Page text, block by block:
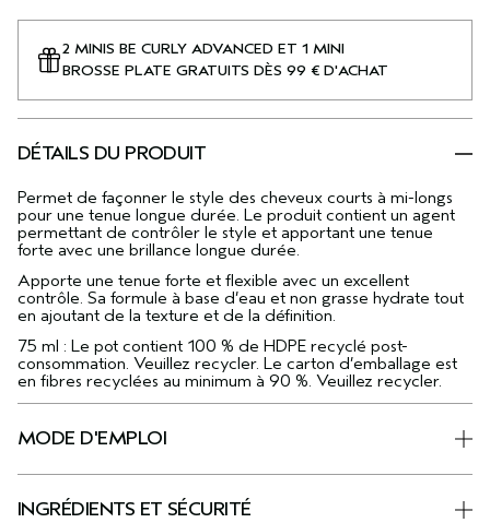
2 MINIS BE CURLY ADVANCED ET 1 MINI
BROSSE PLATE GRATUITS DÈS 99 € D'ACHAT
DÉTAILS DU PRODUIT
Permet de façonner le style des cheveux courts à mi-longs
pour une tenue longue durée. Le produit contient un agent
permettant de contrôler le style et apportant une tenue
forte avec une brillance longue durée.
Apporte une tenue forte et flexible avec un excellent
contrôle. Sa formule à base d’eau et non grasse hydrate tout
en ajoutant de la texture et de la définition.
75 ml : Le pot contient 100 % de HDPE recyclé post-
consommation. Veuillez recycler. Le carton d’emballage est
en fibres recyclées au minimum à 90 %. Veuillez recycler.
MODE D'EMPLOI
INGRÉDIENTS ET SÉCURITÉ